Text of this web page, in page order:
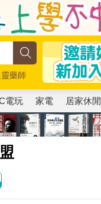
藥師
電玩 家電 居家休閒